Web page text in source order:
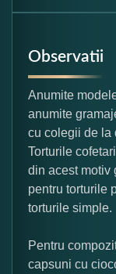
Observatii
Anumite
anumite
cu colegii de la
Torturile
din acest motiv
pentru torturile
torturile simple.
Pentru
capsuni cu